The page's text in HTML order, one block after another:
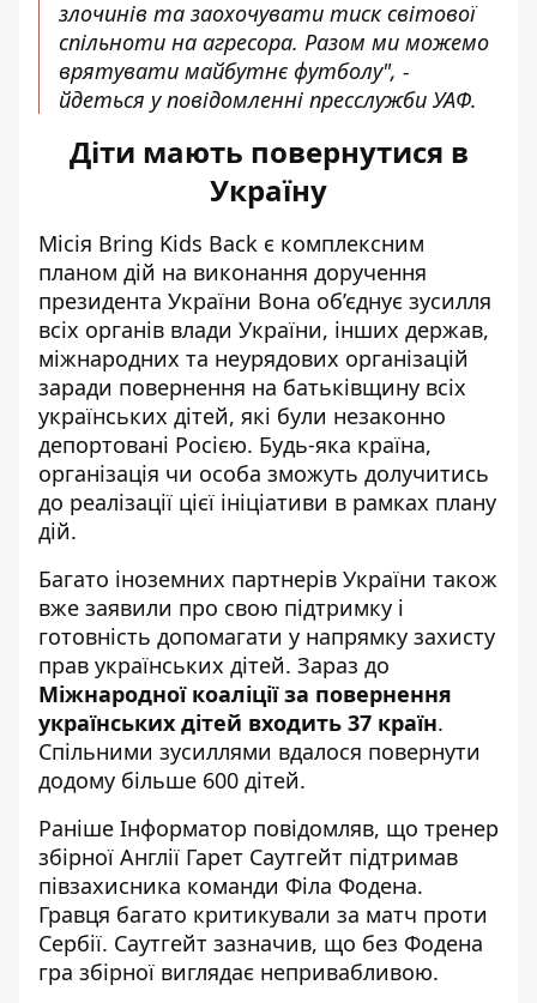
злочинів та заохочувати тиск світової
спільноти на агресора. Разом ми можемо
врятувати майбутнє футболу", -
йдеться у повідомленні пресслужби УАФ.
Діти мають повернутися в
Україну
Місія Bring Kids Back є комплексним
планом дій на виконання доручення
президента України Вона об’єднує зусилля
всіх органів влади України, інших держав,
міжнародних та неурядових організацій
заради повернення на батьківщину всіх
українських дітей, які були незаконно
депортовані Росією. Будь-яка країна,
організація чи особа зможуть долучитись
до реалізації цієї ініціативи в рамках плану
дій.
Багато іноземних партнерів України також
вже заявили про свою підтримку і
готовність допомагати у напрямку захисту
прав українських дітей. Зараз до
Міжнародної коаліції за повернення
українських дітей входить 37 країн.
Спільними зусиллями вдалося повернути
додому більше 600 дітей.
Раніше Інформатор повідомляв, що тренер
збірної Англії Гарет Саутгейт підтримав
півзахисника команди Філа Фодена.
Гравця багато критикували за матч проти
Сербії. Саутгейт зазначив, що без Фодена
гра збірної виглядає непривабливою.